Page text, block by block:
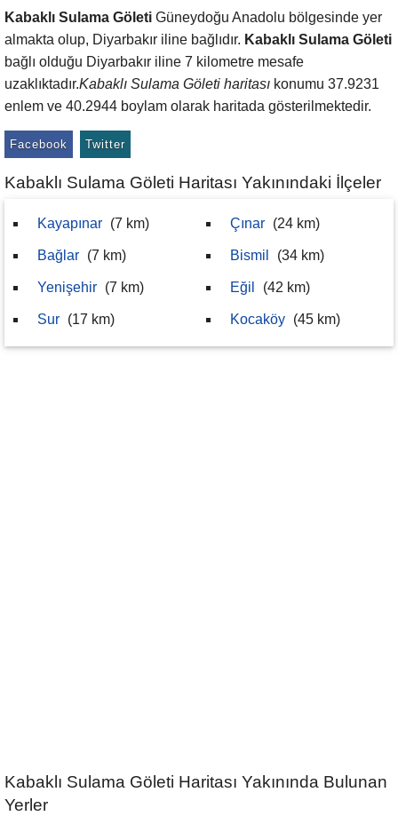
Kabaklı Sulama Göleti Güneydoğu Anadolu bölgesinde yer
almakta olup, Diyarbakır iline bağlıdır. Kabaklı Sulama Göleti
bağlı olduğu Diyarbakır iline 7 kilometre mesafe
uzaklıktadır.Kabaklı Sulama Göleti haritası konumu 37.9231
enlem ve 40.2944 boylam olarak haritada gösterilmektedir.
Facebook Twitter
Kabaklı Sulama Göleti Haritası Yakınındaki İlçeler
Kayapınar (7 km)
Bağlar (7 km)
Yenişehir (7 km)
Sur (17 km)
Çınar (24 km)
Bismil (34 km)
Eğil (42 km)
Kocaköy (45 km)
Kabaklı Sulama Göleti Haritası Yakınında Bulunan
Yerler